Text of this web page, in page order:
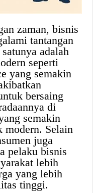
zaman, bisnis
tantangan
adalah
seperti
yang semakin
bersaing
di
semakin
modern. Selain
juga
pelaku bisnis
lebih
yang lebih
tinggi.